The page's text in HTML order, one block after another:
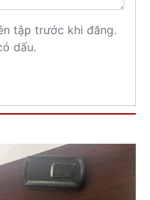
tập trước khi đăng.
dấu.